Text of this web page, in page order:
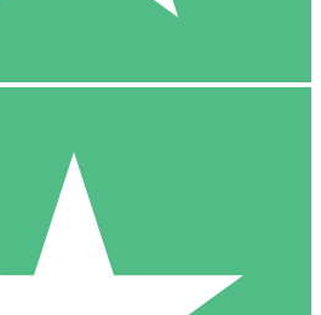
10 Téléchargements
20 00